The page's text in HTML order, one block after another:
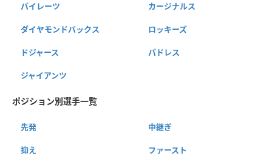
パイレーツ カージナルス
ダイヤモンドバックス ロッキーズ
ドジャース パドレス
ジャイアンツ
ポジション別選手一覧
先発 中継ぎ
抑え ファースト